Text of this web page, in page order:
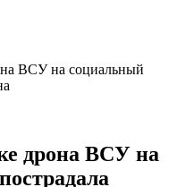
ВСУ на социальный
дрона ВСУ на